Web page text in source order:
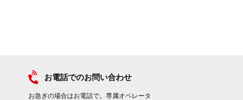
お電話でのお問い合わせ
お急ぎの場合はお電話で。専属オペレータ